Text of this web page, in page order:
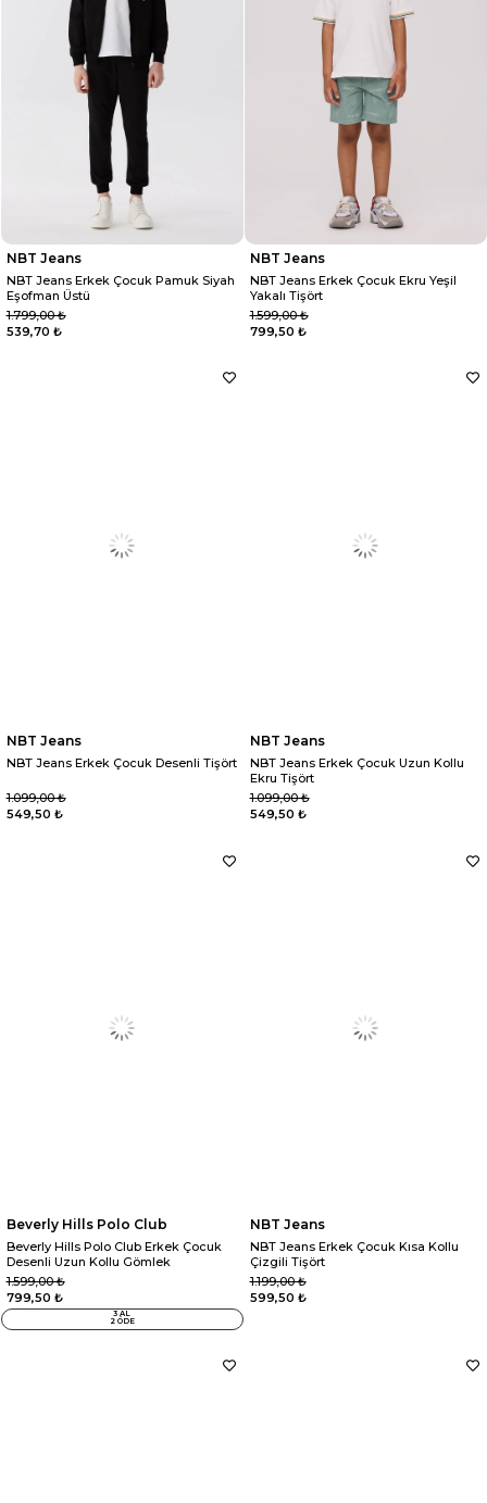
NBT Jeans
NBT Jeans Erkek Çocuk Pamuk Siyah
Eşofman Üstü
539,70 ₺
1.799,00 ₺
NBT Jeans
NBT Jeans Erkek Çocuk Ekru Yeşil
Yakalı Tişört
799,50 ₺
1.599,00 ₺
NBT Jeans
NBT Jeans Erkek Çocuk Desenli Tişört
549,50 ₺
1.099,00 ₺
NBT Jeans
NBT Jeans Erkek Çocuk Uzun Kollu
Ekru Tişört
549,50 ₺
1.099,00 ₺
Beverly Hills Polo Club
Beverly Hills Polo Club Erkek Çocuk
Desenli Uzun Kollu Gömlek
799,50 ₺
1.599,00 ₺
3 AL
2 ÖDE
NBT Jeans
NBT Jeans Erkek Çocuk Kısa Kollu
Çizgili Tişört
599,50 ₺
1.199,00 ₺